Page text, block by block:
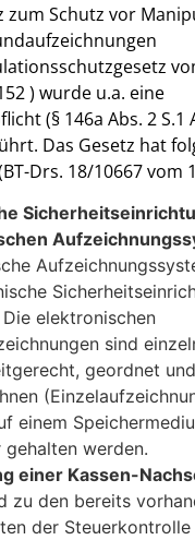
zum Schutz vor
) wurde u.a. eine
(§ 146a Abs. 2 S.1
Das Gesetz hat
Drs. 18/10667 vom
elektronischen
sind
geordnet
einem
werden.
einer Kassen-
zu den bereits
der